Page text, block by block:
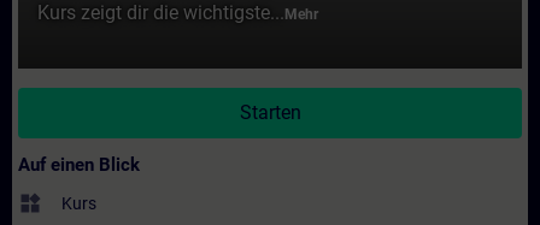
Kurs zeigt dir die wichtigste... Mehr
Starten
Auf einen Blick
widgets Kurs